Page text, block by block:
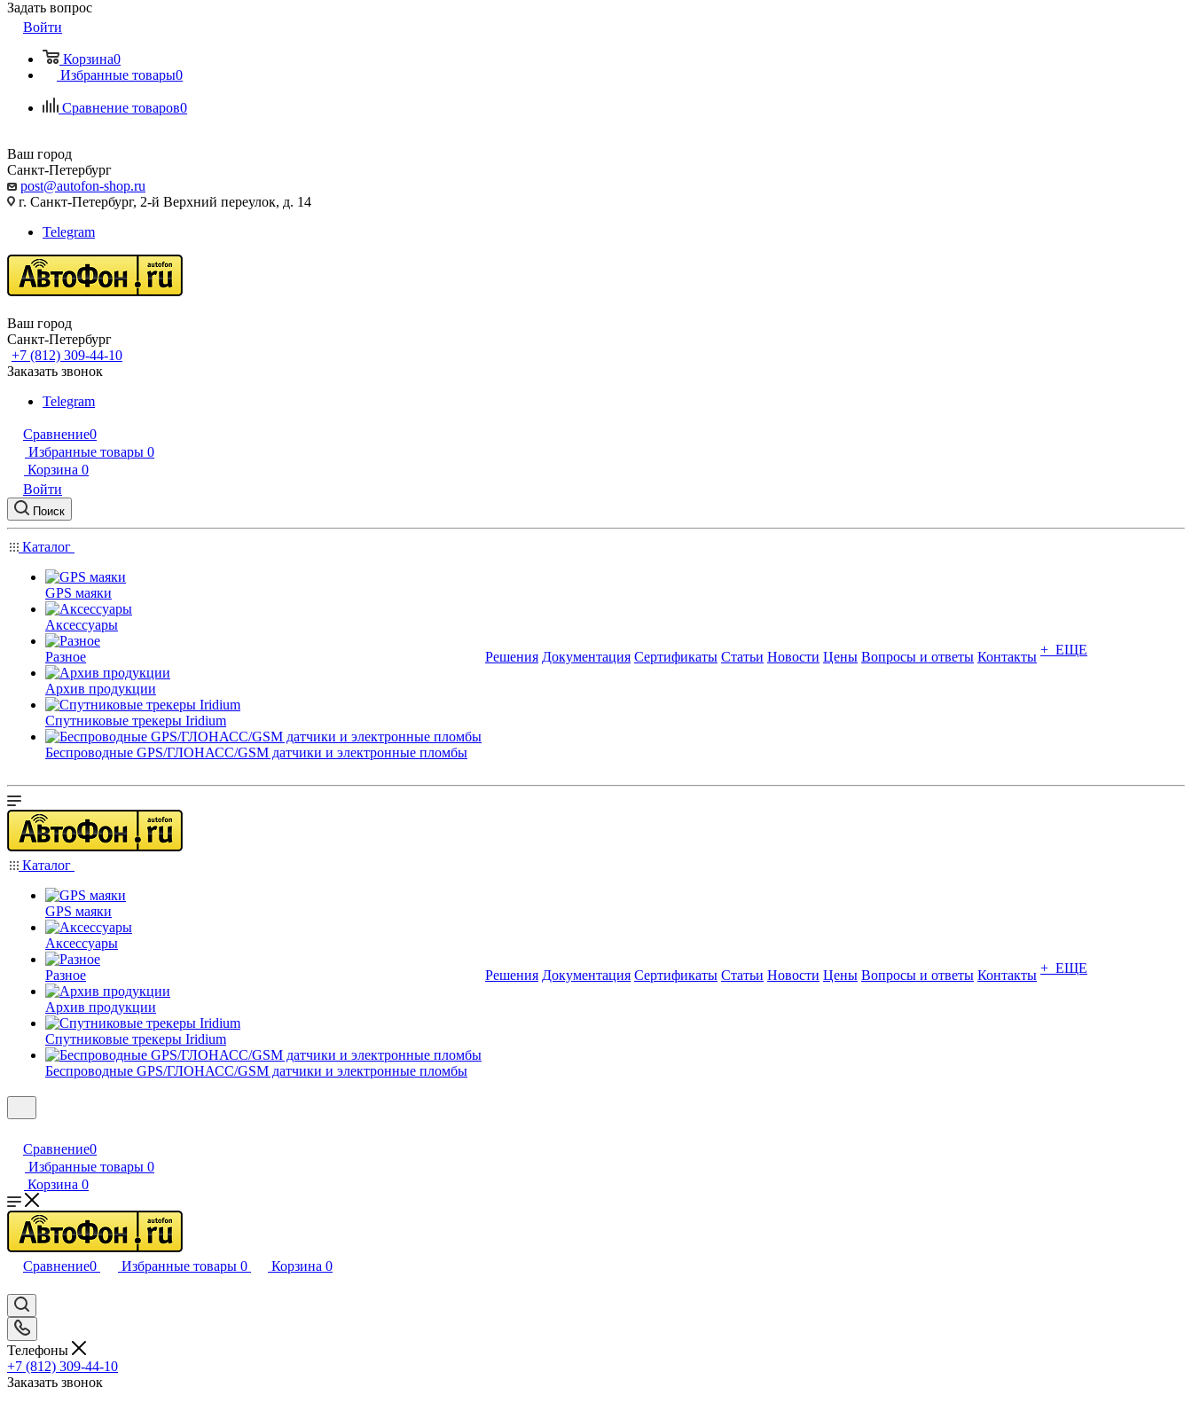
Задать вопрос
Войти
Корзина0
Избранные товары0
Сравнение товаров0
Ваш город
Санкт-Петербург
post@autofon-shop.ru
г. Санкт-Петербург, 2-й Верхний переулок, д. 14
Telegram
Ваш город
Санкт-Петербург
+7 (812) 309-44-10
Заказать звонок
Telegram
Сравнение0
Избранные товары 0
Корзина 0
Войти
Поиск
Каталог
GPS маяки
Аксессуары
Разное
Архив продукции
Спутниковые трекеры Iridium
Беспроводные GPS/ГЛОНАСС/GSM датчики и электронные пломбы
Решения Документация Сертификаты Статьи Новости Цены Вопросы и ответы Контакты + ЕЩЕ
Каталог
GPS маяки
Аксессуары
Разное
Архив продукции
Спутниковые трекеры Iridium
Беспроводные GPS/ГЛОНАСС/GSM датчики и электронные пломбы
Решения Документация Сертификаты Статьи Новости Цены Вопросы и ответы Контакты + ЕЩЕ
Сравнение0
Избранные товары 0
Корзина 0
Сравнение0 Избранные товары 0 Корзина 0
Телефоны
+7 (812) 309-44-10
Заказать звонок